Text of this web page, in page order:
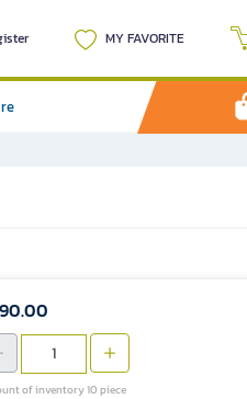
MY FAVORITE
of inventory 10 piece